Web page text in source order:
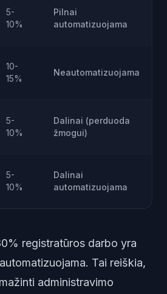
5-
10%
Pilnai
automatizuojama
10-
15%
Neautomatizuojama
5-
10%
Dalinai (perduoda
žmogui)
5-
10%
Dalinai
automatizuojama
registratūros darbo yra
Tai reiškia,
administravimo